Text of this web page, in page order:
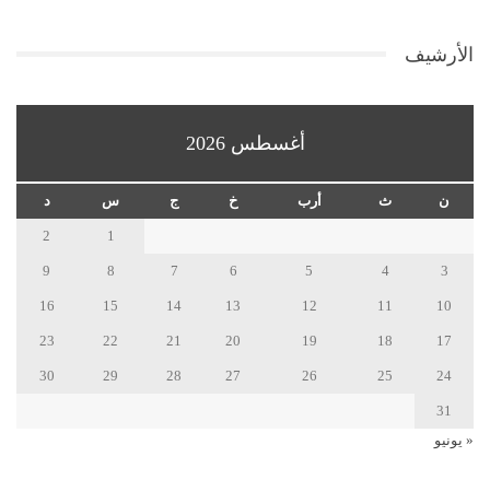
الأرشيف
أغسطس 2026
ن ث أرب خ ج س د
1
2
3
4
5
6
7
8
9
10
11
12
13
14
15
16
17
18
19
20
21
22
23
24
25
26
27
28
29
30
31
« يونيو